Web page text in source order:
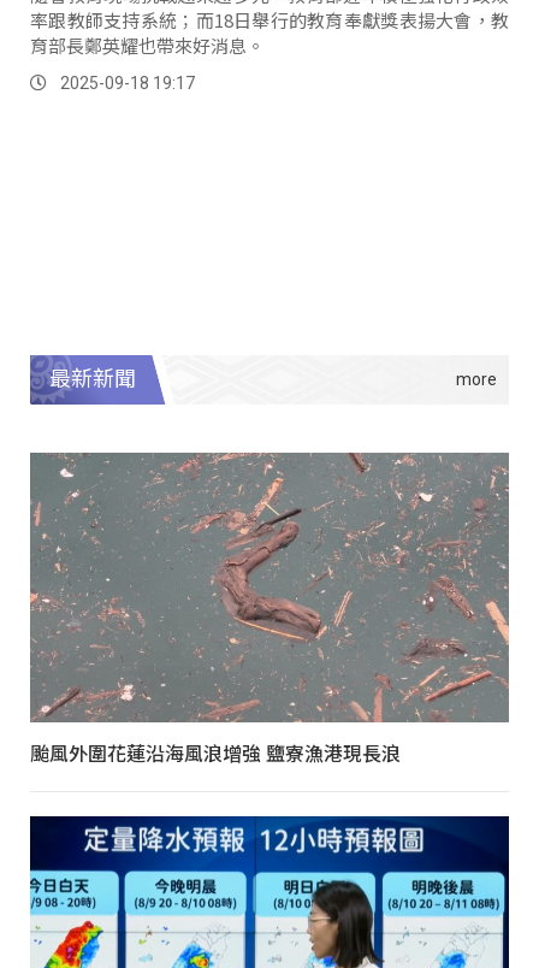
率跟教師支持系統；而18日舉行的教育奉獻獎表揚大會，教
育部長鄭英耀也帶來好消息。
2025-09-18 19:17
最新新聞
颱風外圍花蓮沿海風浪增強 鹽寮漁港現長浪